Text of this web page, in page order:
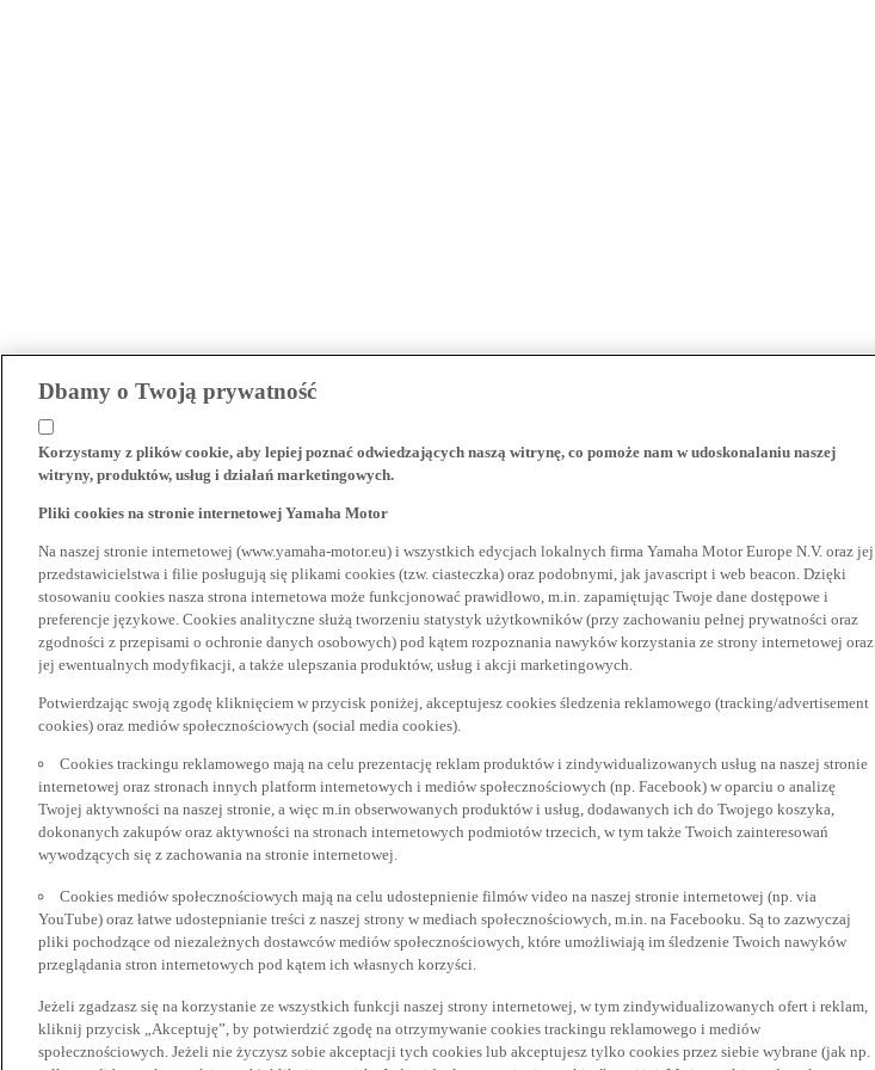
Dbamy o Twoją prywatność
Korzystamy z plików cookie, aby lepiej poznać odwiedzających naszą witrynę, co pomoże nam w udoskonalaniu naszej
witryny, produktów, usług i działań marketingowych.
Pliki cookies na stronie internetowej Yamaha Motor
Na naszej stronie internetowej (www.yamaha-motor.eu) i wszystkich edycjach lokalnych firma Yamaha Motor Europe N.V. oraz jej
przedstawicielstwa i filie posługują się plikami cookies (tzw. ciasteczka) oraz podobnymi, jak javascript i web beacon. Dzięki
stosowaniu cookies nasza strona internetowa może funkcjonować prawidłowo, m.in. zapamiętując Twoje dane dostępowe i
preferencje językowe. Cookies analityczne służą tworzeniu statystyk użytkowników (przy zachowaniu pełnej prywatności oraz
zgodności z przepisami o ochronie danych osobowych) pod kątem rozpoznania nawyków korzystania ze strony internetowej oraz
jej ewentualnych modyfikacji, a także ulepszania produktów, usług i akcji marketingowych.
Potwierdzając swoją zgodę kliknięciem w przycisk poniżej, akceptujesz cookies śledzenia reklamowego (tracking/advertisement
cookies) oraz mediów społecznościowych (social media cookies).
Cookies trackingu reklamowego mają na celu prezentację reklam produktów i zindywidualizowanych usług na naszej stronie
internetowej oraz stronach innych platform internetowych i mediów społecznościowych (np. Facebook) w oparciu o analizę
Twojej aktywności na naszej stronie, a więc m.in obserwowanych produktów i usług, dodawanych ich do Twojego koszyka,
dokonanych zakupów oraz aktywności na stronach internetowych podmiotów trzecich, w tym także Twoich zainteresowań
wywodzących się z zachowania na stronie internetowej.
Cookies mediów społecznościowych mają na celu udostepnienie filmów video na naszej stronie internetowej (np. via
YouTube) oraz łatwe udostepnianie treści z naszej strony w mediach społecznościowych, m.in. na Facebooku. Są to zazwyczaj
pliki pochodzące od niezależnych dostawców mediów społecznościowych, które umożliwiają im śledzenie Twoich nawyków
przeglądania stron internetowych pod kątem ich własnych korzyści.
Jeżeli zgadzasz się na korzystanie ze wszystkich funkcji naszej strony internetowej, w tym zindywidualizowanych ofert i reklam,
kliknij przycisk „Akceptuję”, by potwierdzić zgodę na otrzymywanie cookies trackingu reklamowego i mediów
społecznościowych. Jeżeli nie życzysz sobie akceptacji tych cookies lub akceptujesz tylko cookies przez siebie wybrane (jak np.